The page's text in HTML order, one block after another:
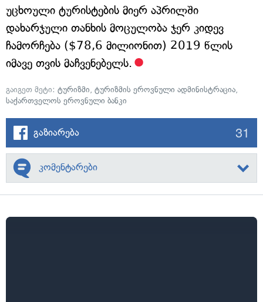
უცხოული ტურისტების მიერ აპრილში
დახარჯული თანხის მოცულობა ჯერ კიდევ
ჩამორჩება ($78,6 მილიონით) 2019 წლის
იმავე თვის მაჩვენებელს.
გაიგეთ მეტი: ტურიზმი, ტურიზმის ეროვნული ადმინისტრაცია,
საქართველოს ეროვნული ბანკი
გაზიარება 31
კომენტარები